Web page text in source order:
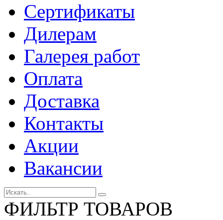
Сертификаты
Дилерам
Галерея работ
Оплата
Доставка
Контакты
Акции
Вакансии
ФИЛЬТР ТОВАРОВ